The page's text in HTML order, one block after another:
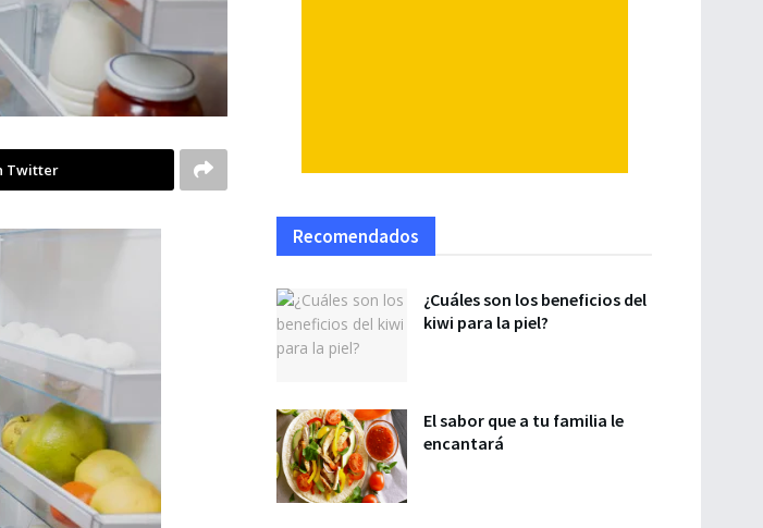
Twitter
Recomendados
¿Cuáles son los beneficios del
kiwi para la piel?
El sabor que a tu familia le
encantará